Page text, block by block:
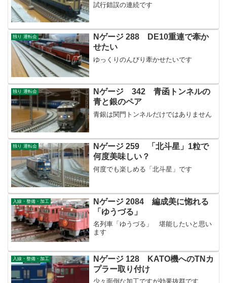
試行錯誤の連続です
独り 運転会
Nゲージ 288 DE10重連で牽か
せたい
ゆっくりのんびり牽かせたいです
独り 運転会
Nゲージ 342 青函トンネルの
青と銀のペア
青銀は関門トンネルだけではありません
独り 運転会
Nゲージ 259 「北斗星」1粒で
何度美味しい？
何度でも楽しめる「北斗星」です
入線・整備・加工
Nゲージ 2084 編成美に惚れる
「ゆうづる」
名列車「ゆうづる」 堪能したいと思い
ます
入線・整備・加工
Nゲージ 128 KATO機へのTNカ
プラー取り付け
少々面倒な加工ですが効果抜群です